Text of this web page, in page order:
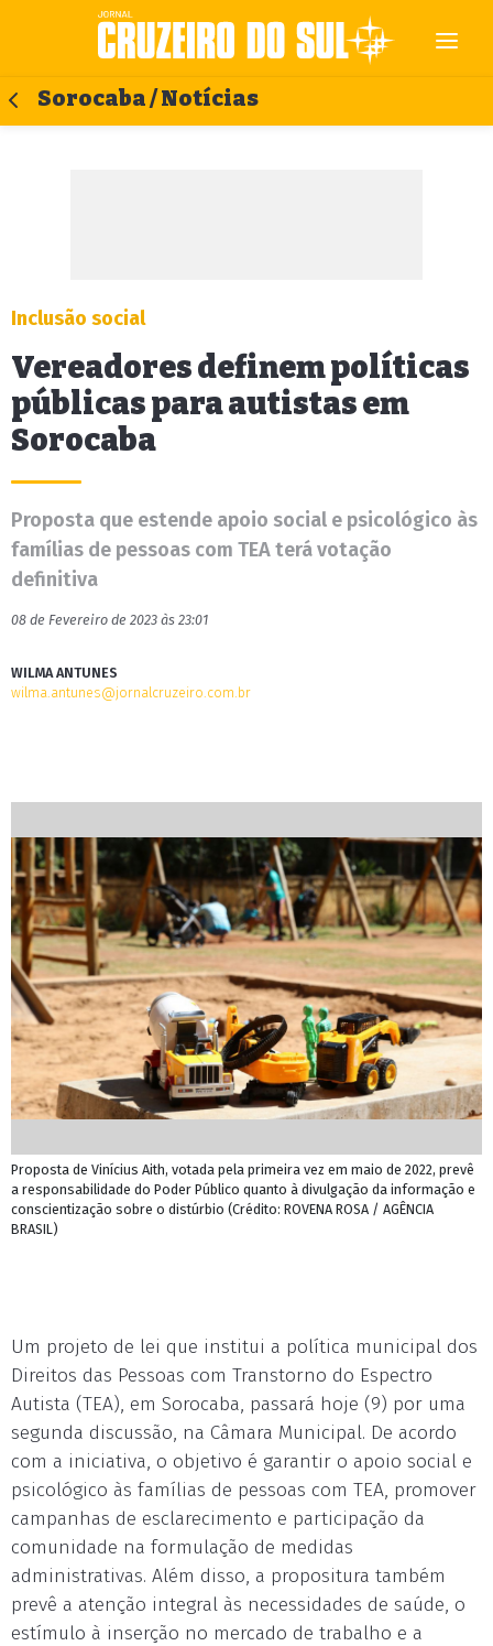
Sorocaba / Notícias
Inclusão social
Vereadores definem políticas
públicas para autistas em
Sorocaba
Proposta que estende apoio social e psicológico às
famílias de pessoas com TEA terá votação
definitiva
08 de Fevereiro de 2023 às 23:01
WILMA ANTUNES
wilma.antunes@jornalcruzeiro.com.br
Proposta de Vinícius Aith, votada pela primeira vez em maio de 2022, prevê
a responsabilidade do Poder Público quanto à divulgação da informação e
conscientização sobre o distúrbio (Crédito: ROVENA ROSA / AGÊNCIA
BRASIL)
Um projeto de lei que institui a política municipal dos
Direitos das Pessoas com Transtorno do Espectro
Autista (TEA), em Sorocaba, passará hoje (9) por uma
segunda discussão, na Câmara Municipal. De acordo
com a iniciativa, o objetivo é garantir o apoio social e
psicológico às famílias de pessoas com TEA, promover
campanhas de esclarecimento e participação da
comunidade na formulação de medidas
administrativas. Além disso, a propositura também
prevê a atenção integral às necessidades de saúde, o
estímulo à inserção no mercado de trabalho e a